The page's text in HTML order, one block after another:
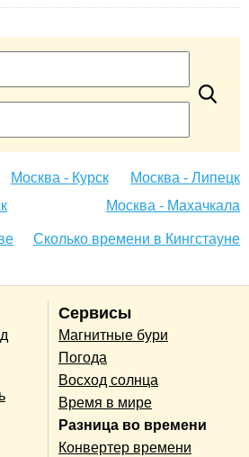
Москва - Курск
Москва - Липецк
Москва - Махачкала
Сколько времени в Кингстауне
Сервисы
Магнитные бури
Погода
Восход солнца
Время в мире
Разница во времени
Конвертер времени